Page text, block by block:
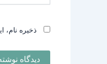
ذخیره نام،